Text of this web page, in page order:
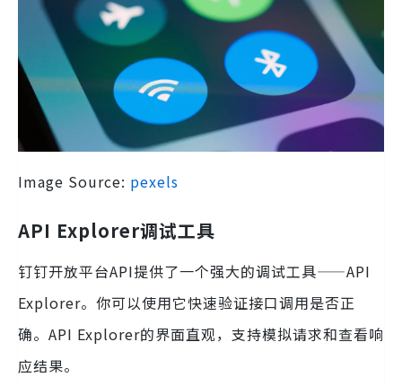
Image Source: pexels
API Explorer调试工具
钉钉开放平台API提供了一个强大的调试工具——API
Explorer。你可以使用它快速验证接口调用是否正
确。API Explorer的界面直观，支持模拟请求和查看响
应结果。